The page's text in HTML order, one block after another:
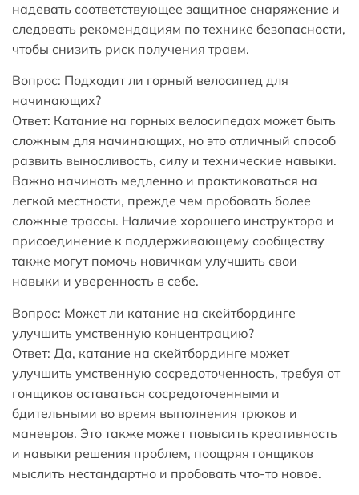
надевать соответствующее защитное снаряжение и
следовать рекомендациям по технике безопасности,
чтобы снизить риск получения травм.
Вопрос: Подходит ли горный велосипед для
начинающих?
Ответ: Катание на горных велосипедах может быть
сложным для начинающих, но это отличный способ
развить выносливость, силу и технические навыки.
Важно начинать медленно и практиковаться на
легкой местности, прежде чем пробовать более
сложные трассы. Наличие хорошего инструктора и
присоединение к поддерживающему сообществу
также могут помочь новичкам улучшить свои
навыки и уверенность в себе.
Вопрос: Может ли катание на скейтбординге
улучшить умственную концентрацию?
Ответ: Да, катание на скейтбординге может
улучшить умственную сосредоточенность, требуя от
гонщиков оставаться сосредоточенными и
бдительными во время выполнения трюков и
маневров. Это также может повысить креативность
и навыки решения проблем, поощряя гонщиков
мыслить нестандартно и пробовать что-то новое.